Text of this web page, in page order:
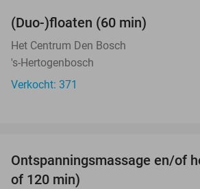
(Duo-)floaten (60 min)
Het Centrum Den Bosch
's-Hertogenbosch
Verkocht: 371
Ontspanningsmassage en/of
of 120 min)